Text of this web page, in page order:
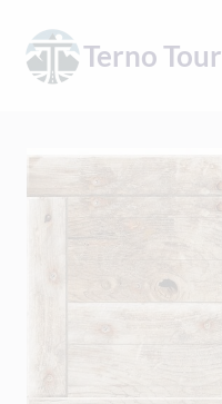
obsah
Terno Tour